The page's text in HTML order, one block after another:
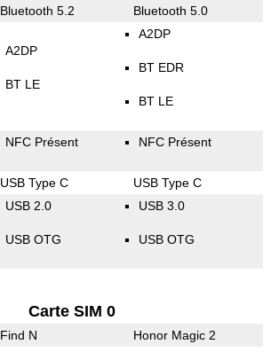
Bluetooth 5.2 Bluetooth 5.0
A2DP
BT LE
A2DP
BT EDR
BT LE
NFC Présent NFC Présent
USB Type C USB Type C
USB 2.0
USB OTG
USB 3.0
USB OTG
Carte SIM 0
Find N Honor Magic 2